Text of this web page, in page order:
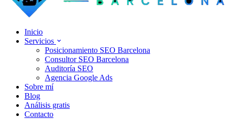
Inicio
Servicios
Posicionamiento SEO Barcelona
Consultor SEO Barcelona
Auditoría SEO
Agencia Google Ads
Sobre mí
Blog
Análisis gratis
Contacto